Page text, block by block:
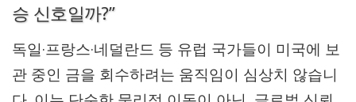
승 신호일까?”
독일·프랑스·네덜란드 등 유럽 국가들이 미국에 보
관 중인 금을 회수하려는 움직임이 심상치 않습니